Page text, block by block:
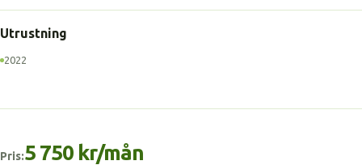
Utrustning
2022
Pris:5 750 kr/mån